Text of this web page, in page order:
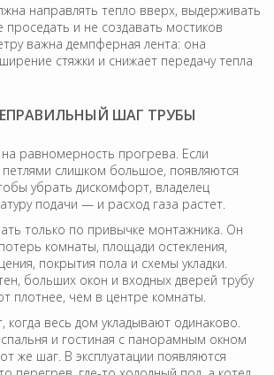
направлять тепло вверх, выдерживать
проседать и не создавать мостиков
важна демпферная лента: она
стяжки и снижает передачу тепла
ШАГ ТРУБЫ
равномерность прогрева. Если
слишком большое, появляются
убрать дискомфорт, владелец
подачи — и расход газа растет.
только по привычке монтажника. Он
комнаты, площади остекления,
покрытия пола и схемы укладки.
больших окон и входных дверей трубу
плотнее, чем в центре комнаты.
когда весь дом укладывают одинаково.
и гостиная с панорамным окном
же шаг. В эксплуатации появляются